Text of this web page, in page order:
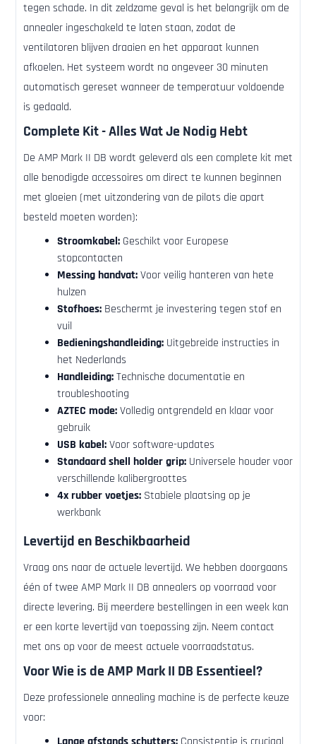
tegen schade. In dit zeldzame geval is het belangrijk om de
annealer ingeschakeld te laten staan, zodat de
ventilatoren blijven draaien en het apparaat kunnen
afkoelen. Het systeem wordt na ongeveer 30 minuten
automatisch gereset wanneer de temperatuur voldoende
is gedaald.
Complete Kit - Alles Wat Je Nodig Hebt
De AMP Mark II DB wordt geleverd als een complete kit met
alle benodigde accessoires om direct te kunnen beginnen
met gloeien (met uitzondering van de pilots die apart
besteld moeten worden):
Stroomkabel: Geschikt voor Europese
stopcontacten
Messing handvat:Voor veilig hanteren van hete
hulzen
Stofhoes: Beschermt je investering tegen stof en
vuil
Bedieningshandleiding: Uitgebreide instructies in
het Nederlands
Handleiding:Technische documentatie en
troubleshooting
AZTEC mode:Volledig ontgrendeld en klaar voor
gebruik
USB kabel:Voor software-updates
Standaard shell holder grip: Universele houder voor
verschillende kalibergroottes
4x rubber voetjes: Stabiele plaatsing op je
werkbank
Levertijd en Beschikbaarheid
Vraag ons naar de actuele levertijd. We hebben doorgaans
één of twee AMP Mark II DB annealers op voorraad voor
directe levering. Bij meerdere bestellingen in een week kan
er een korte levertijd van toepassing zijn. Neem contact
met ons op voor de meest actuele voorraadstatus.
Voor Wie is de AMP Mark II DB Essentieel?
Deze professionele annealing machine is de perfecte keuze
voor: